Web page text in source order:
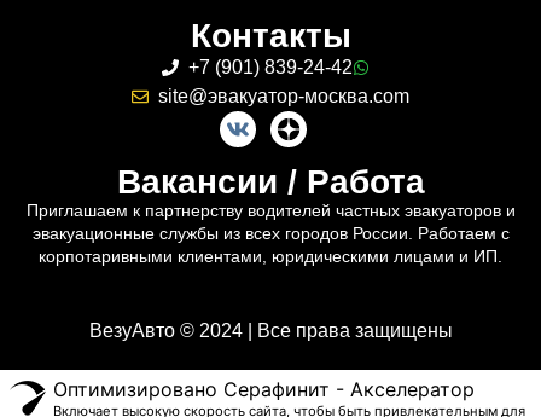
Контакты
+7 (901) 839-24-42
site@эвакуатор-москва.com
Вакансии / Работа
Приглашаем к партнерству водителей частных эвакуаторов и
эвакуационные службы из всех городов России. Работаем с
корпотаривными клиентами, юридическими лицами и ИП.
ВезуАвто © 2024 | Все права защищены
Оптимизировано Серафинит - Акселератор
Включает высокую скорость сайта, чтобы быть привлекательным для